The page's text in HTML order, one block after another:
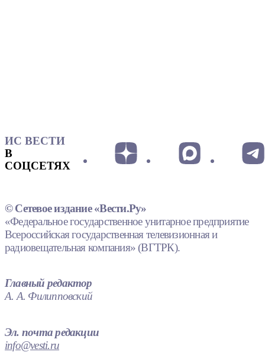
ИС ВЕСТИ
В
СОЦСЕТЯХ
© Сетевое издание «Вести.Ру»
«Федеральное государственное унитарное предприятие
Всероссийская государственная телевизионная и
радиовещательная компания» (ВГТРК).
Главный редактор
А. А. Филипповский
Эл. почта редакции
info@vesti.ru